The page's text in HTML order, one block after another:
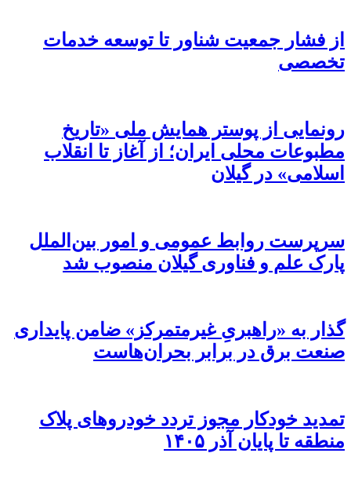
از فشار جمعیت شناور تا توسعه خدمات
تخصصی
رونمایی از پوستر همایش ملی «تاریخ
مطبوعات محلی ایران؛ از آغاز تا انقلاب
اسلامی» در گیلان
سرپرست روابط عمومی و امور بین‌الملل
پارک علم و فناوری گیلان منصوب شد
گذار به «راهبریِ غیرمتمرکز» ضامن پایداری
صنعت برق در برابر بحران‌هاست
تمدید خودکار مجوز تردد خودروهای پلاک
منطقه تا پایان آذر ۱۴۰۵